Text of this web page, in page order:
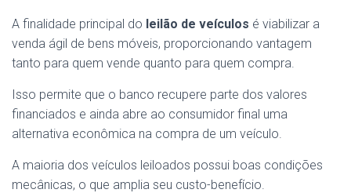
A finalidade principal do leilão de veículos é viabilizar a
venda ágil de bens móveis, proporcionando vantagem
tanto para quem vende quanto para quem compra.
Isso permite que o banco recupere parte dos valores
financiados e ainda abre ao consumidor final uma
alternativa econômica na compra de um veículo.
A maioria dos veículos leiloados possui boas condições
mecânicas, o que amplia seu custo-benefício.